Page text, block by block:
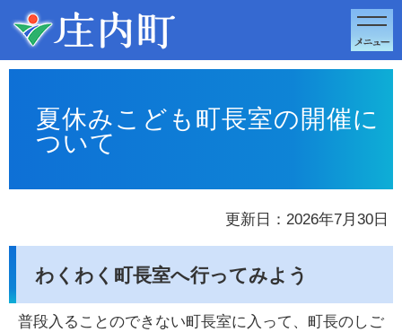
このページの本文へ移動
夏休みこども町長室の開催に
ついて
更新日：2026年7月30日
わくわく町長室へ行ってみよう
普段入ることのできない町長室に入って、町長のしご